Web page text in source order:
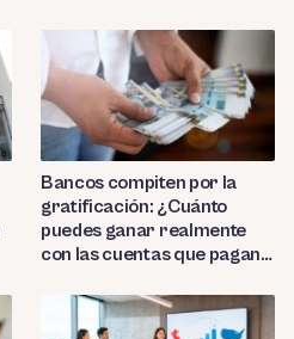
Bancos compiten por la
gratificación: ¿Cuánto
puedes ganar realmente
con las cuentas que pagan